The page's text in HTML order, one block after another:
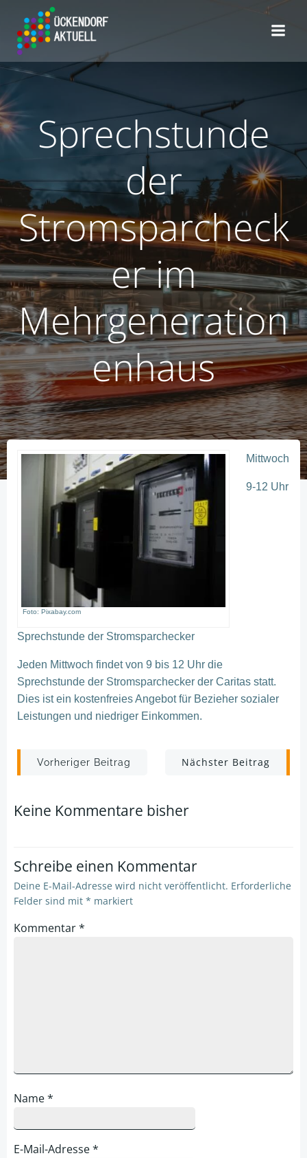
Sprechstunde
der
Stromsparcheck
er im
Mehrgeneration
enhaus
Foto: Pixabay.com
Mittwoch
9-12 Uhr
Sprechstunde der Stromsparchecker
Jeden Mittwoch findet von 9 bis 12 Uhr die
Sprechstunde der Stromsparchecker der Caritas statt.
Dies ist ein kostenfreies Angebot für Bezieher sozialer
Leistungen und niedriger Einkommen.
Post
navigation
Vorheriger Beitrag
Post
navigation
Nächster Beitrag
Keine Kommentare bisher
Schreibe einen Kommentar
Deine E-Mail-Adresse wird nicht veröffentlicht. Erforderliche
Felder sind mit * markiert
Kommentar*
Name*
E-Mail-Adresse*